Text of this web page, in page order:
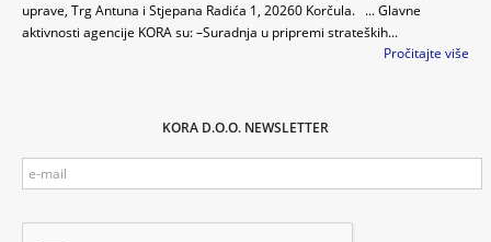
uprave, Trg Antuna i Stjepana Radića 1, 20260 Korčula. ... Glavne
aktivnosti agencije KORA su: –Suradnja u pripremi strateških...
Pročitajte više
KORA D.O.O. NEWSLETTER